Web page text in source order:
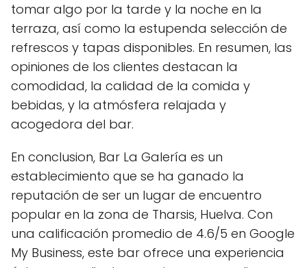
tomar algo por la tarde y la noche en la
terraza, así como la estupenda selección de
refrescos y tapas disponibles. En resumen, las
opiniones de los clientes destacan la
comodidad, la calidad de la comida y
bebidas, y la atmósfera relajada y
acogedora del bar.
En conclusion, Bar La Galería es un
establecimiento que se ha ganado la
reputación de ser un lugar de encuentro
popular en la zona de Tharsis, Huelva. Con
una calificación promedio de 4.6/5 en Google
My Business, este bar ofrece una experiencia